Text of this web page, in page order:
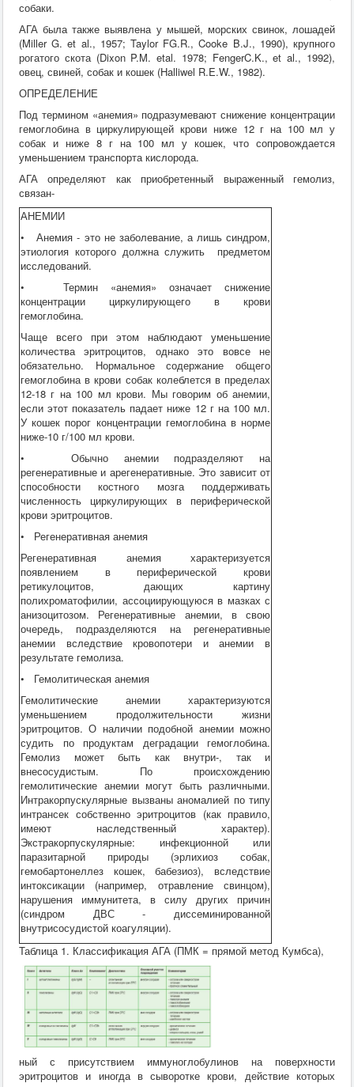
Хирургия
ВСЭ
Лекарственные препараты
Токсикология
Зоогигиена
Интересное
Кормление
собаки.
АГА была также выявлена у мышей, морских свинок, лошадей
(Miller G. et al., 1957; Taylor FG.R., Cooke B.J., 1990), крупного
рогатого скота (Dixon P.M. etal. 1978; FengerC.K., et al., 1992),
овец, свиней, собак и кошек (Halliwel R.E.W., 1982).
ОПРЕДЕЛЕНИЕ
Под термином «анемия» подразумевают снижение концентрации
гемоглобина в циркулирующей крови ниже 12 г на 100 мл у
собак и ниже 8 г на 100 мл у кошек, что сопровождается
уменьшением транспорта кислорода.
АГА определяют как приобретенный выраженный гемолиз,
связан-
АНЕМИИ
• Анемия - это не заболевание, а лишь синдром,
этиология которого должна служить предметом
исследований.
• Термин «анемия» означает снижение
концентрации циркулирующего в крови
гемоглобина.
Чаще всего при этом наблюдают уменьшение
количества эритроцитов, однако это вовсе не
обязательно. Нормальное содержание общего
гемоглобина в крови собак колеблется в пределах
12-18 г на 100 мл крови. Мы говорим об анемии,
если этот показатель падает ниже 12 г на 100 мл.
У кошек порог концентрации гемоглобина в норме
ниже-10 г/100 мл крови.
• Обычно анемии подразделяют на
регенеративные и арегенеративные. Это зависит от
способности костного мозга поддерживать
численность циркулирующих в периферической
крови эритроцитов.
• Регенеративная анемия
Регенеративная анемия характеризуется
появлением в периферической крови
ретикулоцитов, дающих картину
полихроматофилии, ассоциирующуюся в мазках с
анизоцитозом. Регенеративные анемии, в свою
очередь, подразделяются на регенеративные
анемии вследствие кровопотери и анемии в
результате гемолиза.
• Гемолитическая анемия
Гемолитические анемии характеризуются
уменьшением продолжительности жизни
эритроцитов. О наличии подобной анемии можно
судить по продуктам деградации гемоглобина.
Гемолиз может быть как внутри-, так и
внесосудистым. По происхождению
гемолитические анемии могут быть различными.
Интракорпускулярные вызваны аномалией по типу
интрансек собственно эритроцитов (как правило,
имеют наследственный характер).
Экстракорпускулярные: инфекционной или
паразитарной природы (эрлихиоз собак,
гемобартонеллез кошек, бабезиоз), вследствие
интоксикации (например, отравление свинцом),
нарушения иммунитета, в силу других причин
(синдром ДВС - диссеминированной
внутрисосудистой коагуляции).
Таблица 1. Классификация АГА (ПМК = прямой метод Кумбса),
ный с присутствием иммуноглобулинов на поверхности
эритроцитов и иногда в сыворотке крови, действие которых